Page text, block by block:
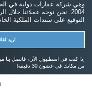
وهي شركة عقارات دولية في
2004. نحن نوجه عملائنا
التوقيع على سندات الملكية
اريد
إذا كنت في اسطنبول الآن، فاتصل بنا
من مكانك في غضون 30 دقيقة!